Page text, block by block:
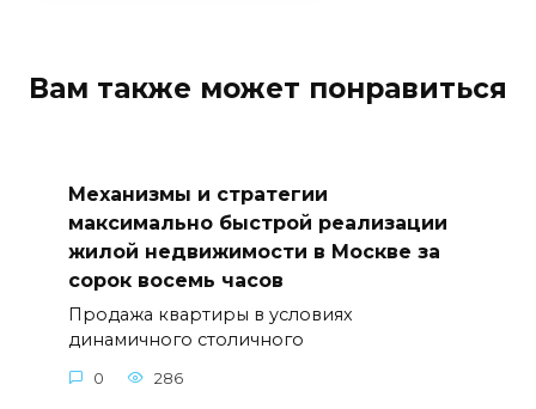
Вам также может понравиться
Механизмы и стратегии
максимально быстрой реализации
жилой недвижимости в Москве за
сорок восемь часов
Продажа квартиры в условиях
динамичного столичного
0 286